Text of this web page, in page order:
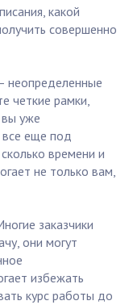
какой
совершенно
неопределенные
четкие рамки,
вы уже
все еще под
времени и
не только вам,
заказчики
они могут
избежать
курс работы до